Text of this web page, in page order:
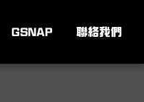
GSNAP 聯絡我們